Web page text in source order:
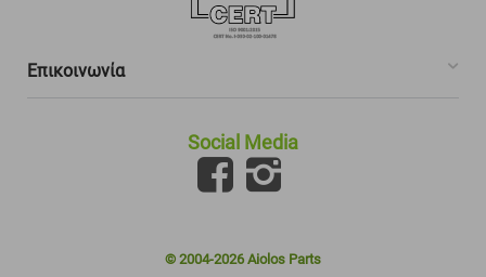
Επικοινωνία
Social Media
© 2004-2026 Aiolos Parts